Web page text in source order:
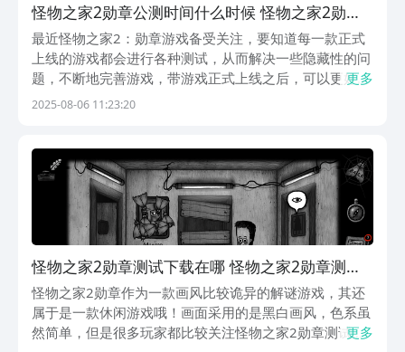
怪物之家2勋章公测时间什么时候 怪物之家2勋章
什么时候上线？
最近怪物之家2：勋章游戏备受关注，要知道每一款正式
上线的游戏都会进行各种测试，从而解决一些隐藏性的问
题，不断地完善游戏，带游戏正式上线之后，可以更好的
体验到游戏的可玩性，那么怪物之家2勋章公测时间什么
家...
更多
2025-08-06 11:23:20
怪物之家2勋章测试下载在哪 怪物之家2勋章测试
时间资格哪里获取
怪物之家2勋章作为一款画风比较诡异的解谜游戏，其还
属于是一款休闲游戏哦！画面采用的是黑白画风，色系虽
然简单，但是很多玩家都比较关注怪物之家2勋章测试下
更多